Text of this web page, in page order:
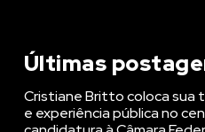
Últimas
Cristiane Britto coloca sua
e experiência pública no